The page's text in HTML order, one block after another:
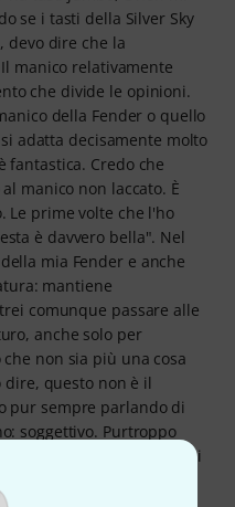
se i tasti della Silver Sky
devo dire che la
manico relativamente
che divide le opinioni.
della Fender o quello
adatta decisamente molto
fantastica. Credo che
manico non laccato. È
Le prime volte che l'ho
è davvero bella". Nel
mia Fender e anche
mantiene
comunque passare alle
anche solo per
non sia più una cosa
dire, questo non è il
pur sempre parlando di
soggettivo. Purtroppo
i suoni delle chitarre. Mi
che suoni diverso dalla